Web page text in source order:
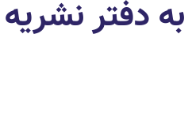
دفتر